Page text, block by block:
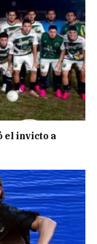
el invicto a